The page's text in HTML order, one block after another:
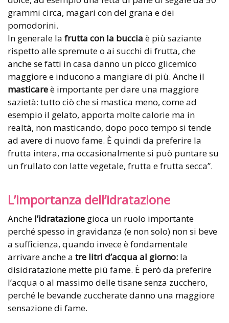
grammi circa, magari con del grana e dei
pomodorini.
In generale la frutta con la buccia è più saziante
rispetto alle spremute o ai succhi di frutta, che
anche se fatti in casa danno un picco glicemico
maggiore e inducono a mangiare di più. Anche il
masticareè importante per dare una maggiore
sazietà: tutto ciò che si mastica meno, come ad
esempio il gelato, apporta molte calorie ma in
realtà, non masticando, dopo poco tempo si tende
ad avere di nuovo fame. È quindi da preferire la
frutta intera, ma occasionalmente si può puntare su
un frullato con latte vegetale, frutta e frutta secca”.
L’importanza dell’idratazione
Anche l’idratazione gioca un ruolo importante
perché spesso in gravidanza (e non solo) non si beve
a sufficienza, quando invece è fondamentale
arrivare anche a tre litri d’acqua al giorno: la
disidratazione mette più fame. È però da preferire
l’acqua o al massimo delle tisane senza zucchero,
perché le bevande zuccherate danno una maggiore
sensazione di fame.